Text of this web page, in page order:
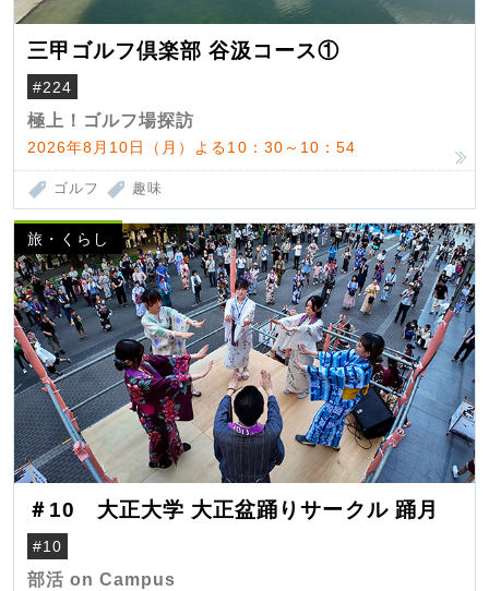
三甲ゴルフ倶楽部 谷汲コース①
#224
極上！ゴルフ場探訪
2026年8月10日（月）よる10：30～10：54
ゴルフ 趣味
旅・くらし
＃10 大正大学 大正盆踊りサークル 踊月
#10
部活 on Campus